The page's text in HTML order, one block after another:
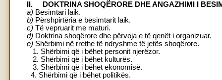
II. DOKTRINA SHOQËRORE DHE ANGAZHIMI I
a) Besimtari laik.
b) Përshpirtëria e besimtarit laik.
c) Të vepruarit me maturi.
d) Doktrina shoqërore dhe përvoja e të qenët i organizuar.
e) Shërbimi në rrethe të ndryshme të jetës shoqërore.
1. Shërbimi që i bëhet personit njerëzor.
2. Shërbimi që i bëhet kulturës.
3. Shërbimi që i bëhet ekonomisë.
4. Shërbimi që i bëhet politikës.